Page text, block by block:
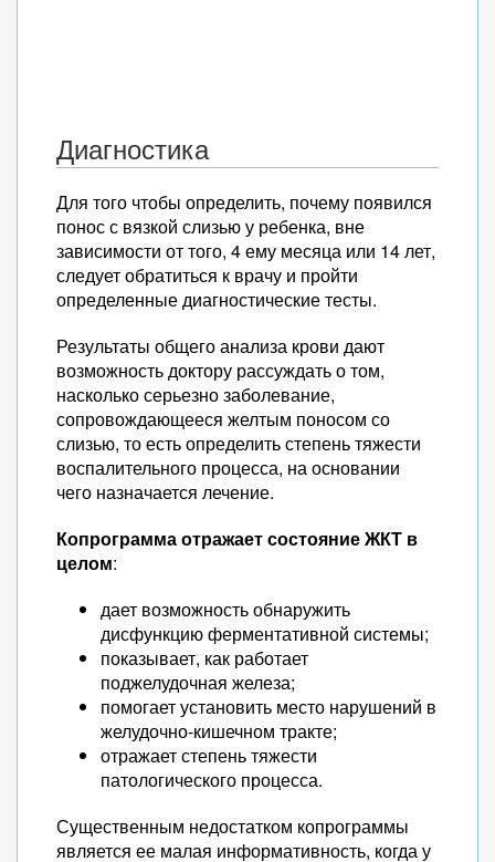
Диагностика
Для того чтобы определить, почему появился
понос с вязкой слизью у ребенка, вне
зависимости от того, 4 ему месяца или 14 лет,
следует обратиться к врачу и пройти
определенные диагностические тесты.
Результаты общего анализа крови дают
возможность доктору рассуждать о том,
насколько серьезно заболевание,
сопровождающееся желтым поносом со
слизью, то есть определить степень тяжести
воспалительного процесса, на основании
чего назначается лечение.
Копрограмма отражает состояние ЖКТ в
целом:
дает возможность обнаружить
дисфункцию ферментативной системы;
показывает, как работает
поджелудочная железа;
помогает установить место нарушений в
желудочно-кишечном тракте;
отражает степень тяжести
патологического процесса.
Существенным недостатком копрограммы
является ее малая информативность, когда у